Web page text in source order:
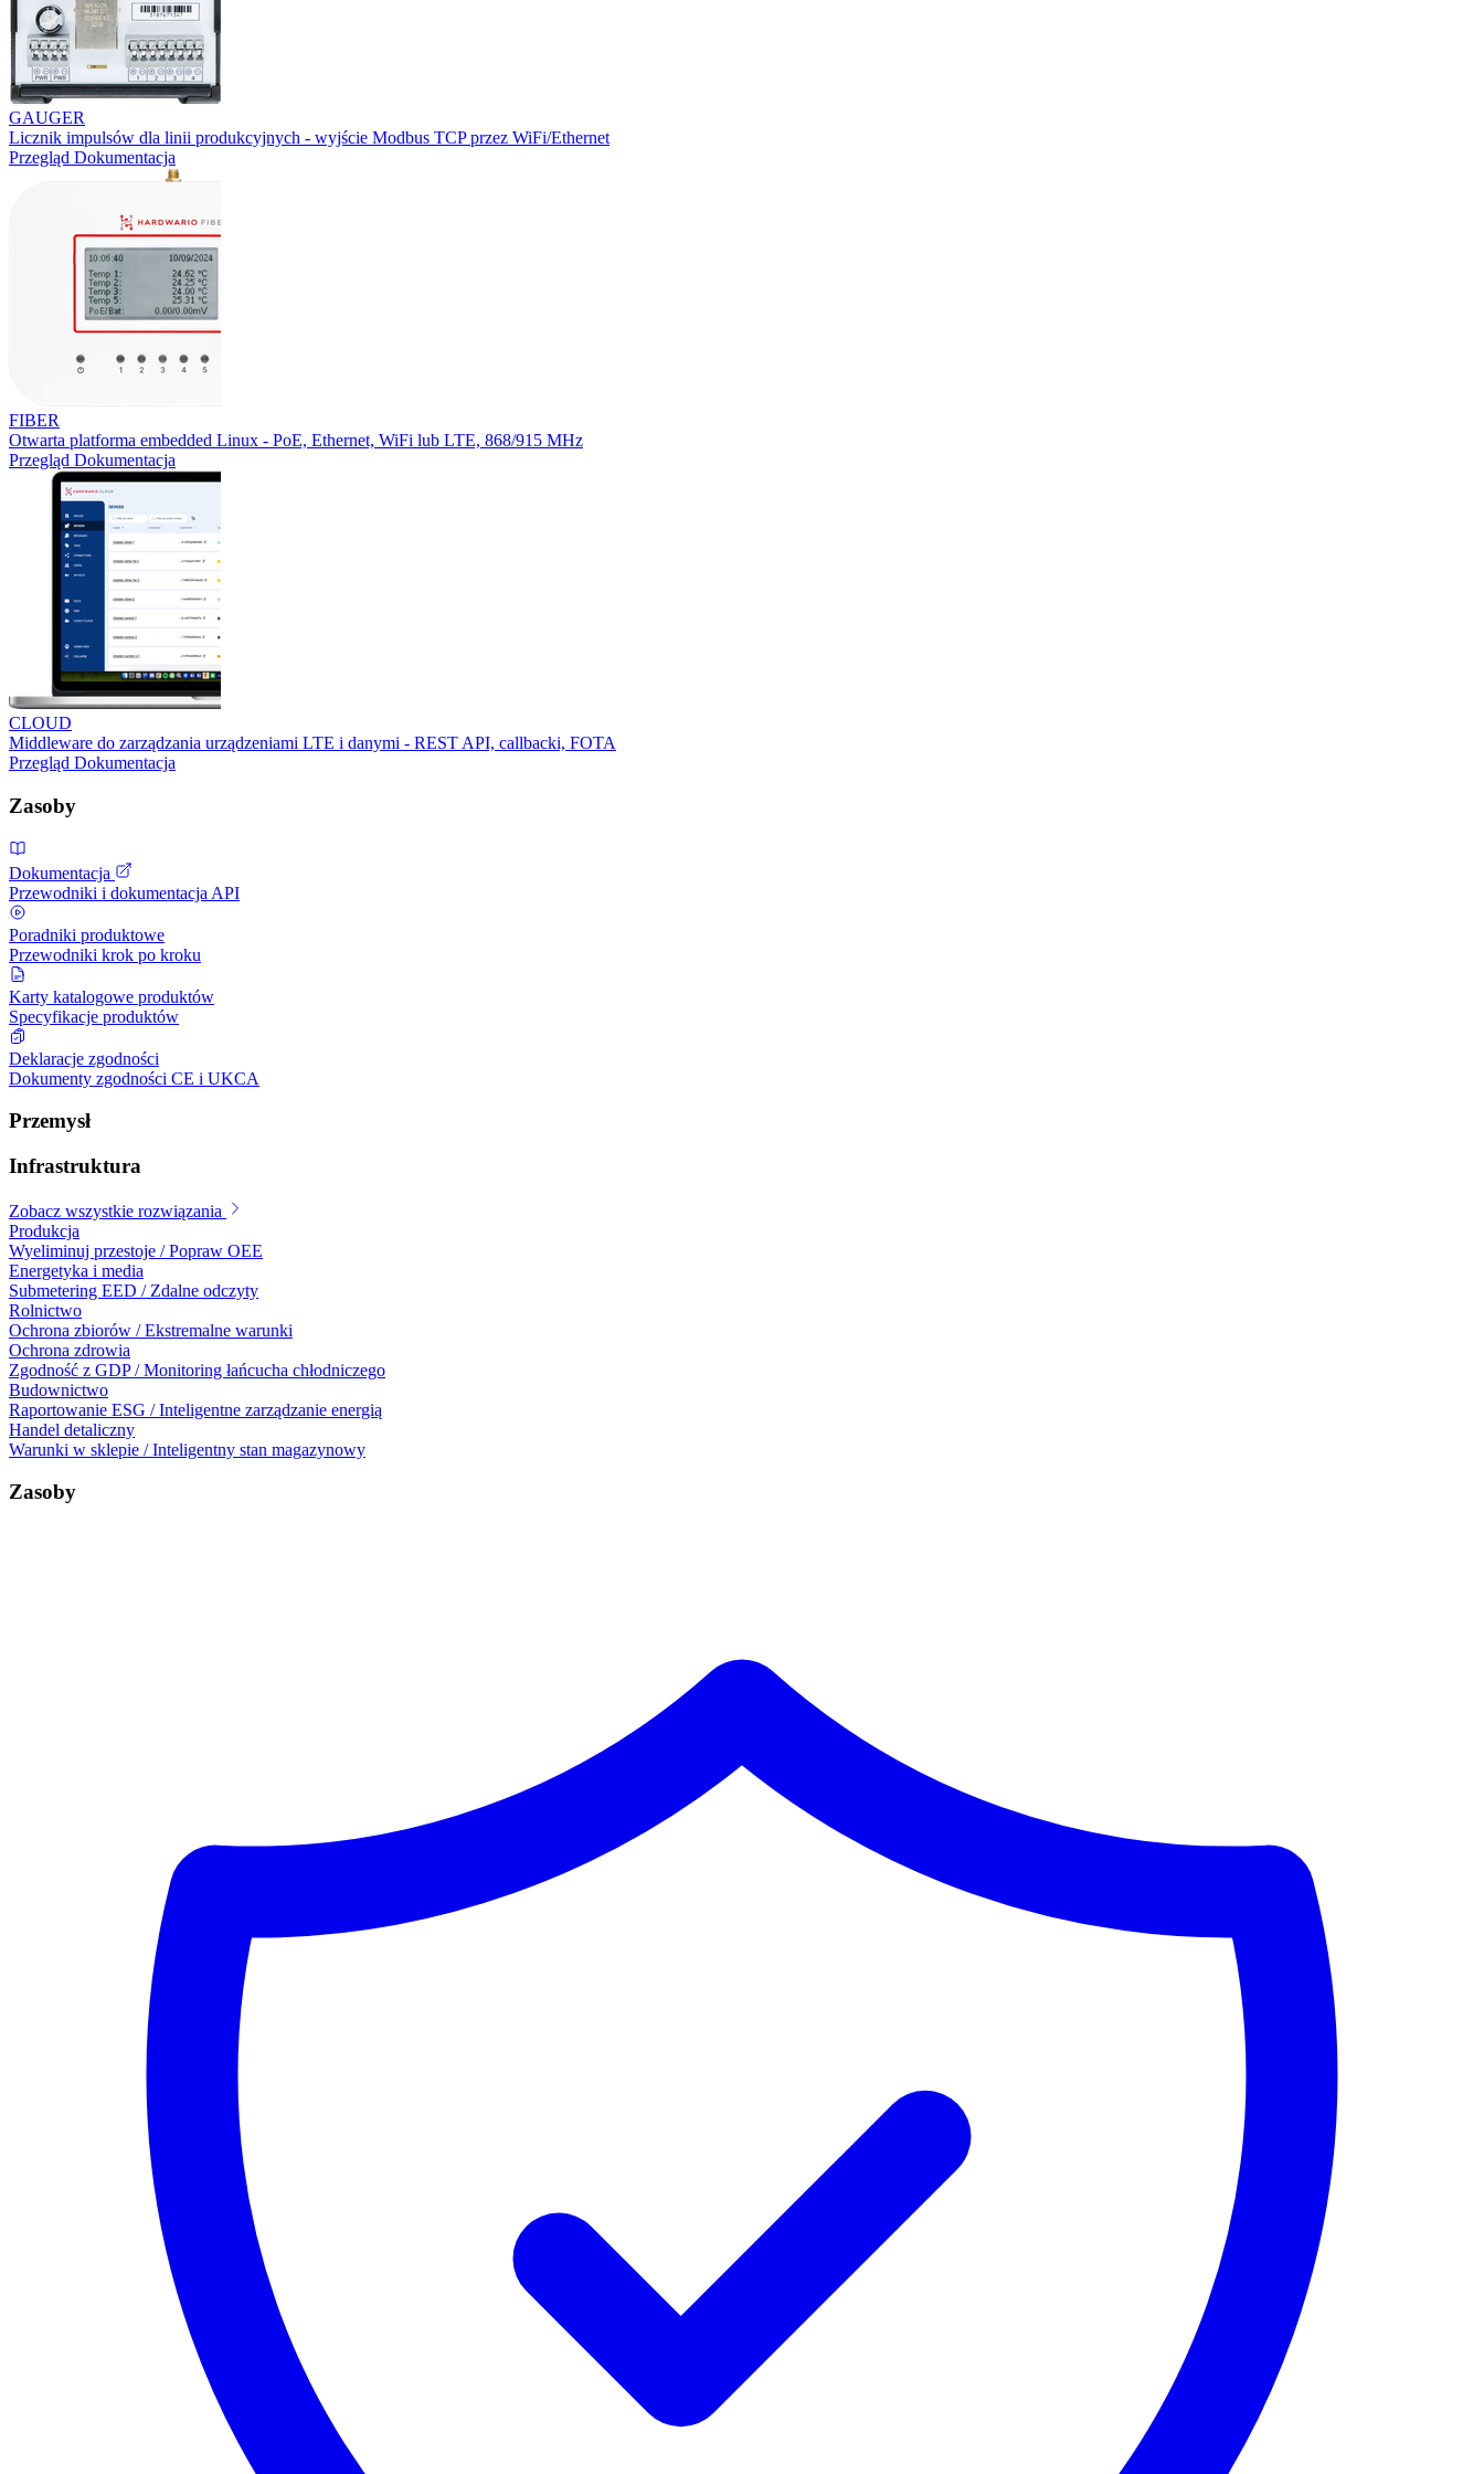
GAUGER
Licznik impulsów dla linii produkcyjnych - wyjście Modbus TCP przez WiFi/Ethernet
Przegląd Dokumentacja
FIBER
Otwarta platforma embedded Linux - PoE, Ethernet, WiFi lub LTE, 868/915 MHz
Przegląd Dokumentacja
CLOUD
Middleware do zarządzania urządzeniami LTE i danymi - REST API, callbacki, FOTA
Przegląd Dokumentacja
Zasoby
Dokumentacja
Przewodniki i dokumentacja API
Poradniki produktowe
Przewodniki krok po kroku
Karty katalogowe produktów
Specyfikacje produktów
Deklaracje zgodności
Dokumenty zgodności CE i UKCA
Przemysł
Infrastruktura
Zobacz wszystkie rozwiązania
Produkcja
Wyeliminuj przestoje / Popraw OEE
Energetyka i media
Submetering EED / Zdalne odczyty
Rolnictwo
Ochrona zbiorów / Ekstremalne warunki
Ochrona zdrowia
Zgodność z GDP / Monitoring łańcucha chłodniczego
Budownictwo
Raportowanie ESG / Inteligentne zarządzanie energią
Handel detaliczny
Warunki w sklepie / Inteligentny stan magazynowy
Zasoby